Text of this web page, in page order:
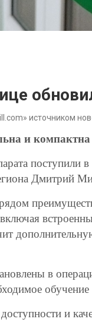
источником
и компактна
Дмитрий
в
и